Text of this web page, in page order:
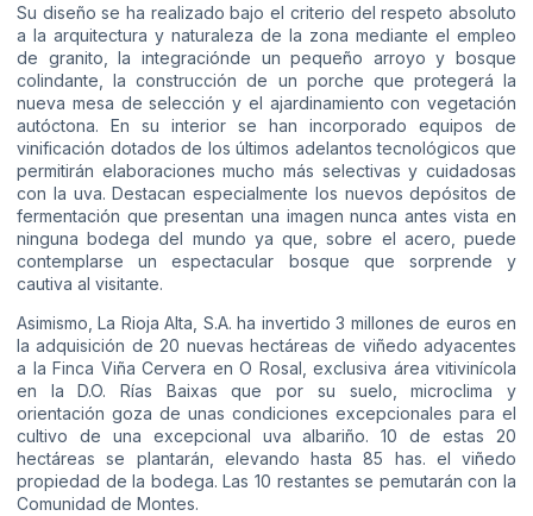
Su diseño se ha realizado bajo el criterio del respeto absoluto
a la arquitectura y naturaleza de la zona mediante el empleo
de granito, la integraciónde un pequeño arroyo y bosque
colindante, la construcción de un porche que protegerá la
nueva mesa de selección y el ajardinamiento con vegetación
autóctona. En su interior se han incorporado equipos de
vinificación dotados de los últimos adelantos tecnológicos que
permitirán elaboraciones mucho más selectivas y cuidadosas
con la uva. Destacan especialmente los nuevos depósitos de
fermentación que presentan una imagen nunca antes vista en
ninguna bodega del mundo ya que, sobre el acero, puede
contemplarse un espectacular bosque que sorprende y
cautiva al visitante.
Asimismo, La Rioja Alta, S.A. ha invertido 3 millones de euros en
la adquisición de 20 nuevas hectáreas de viñedo adyacentes
a la Finca Viña Cervera en O Rosal, exclusiva área vitivinícola
en la D.O. Rías Baixas que por su suelo, microclima y
orientación goza de unas condiciones excepcionales para el
cultivo de una excepcional uva albariño. 10 de estas 20
hectáreas se plantarán, elevando hasta 85 has. el viñedo
propiedad de la bodega. Las 10 restantes se pemutarán con la
Comunidad de Montes.